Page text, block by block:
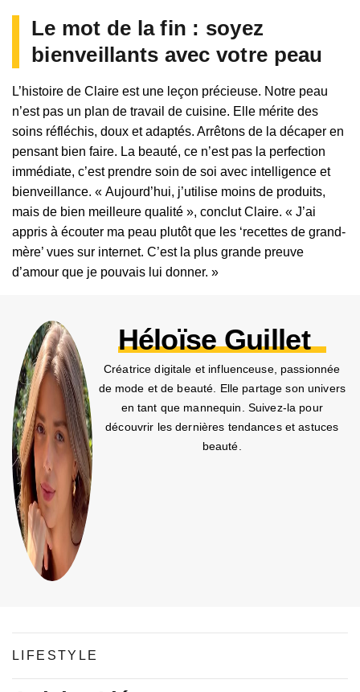
Le mot de la fin : soyez
bienveillants avec votre peau
L’histoire de Claire est une leçon précieuse. Notre peau
n’est pas un plan de travail de cuisine. Elle mérite des
soins réfléchis, doux et adaptés. Arrêtons de la décaper en
pensant bien faire. La beauté, ce n’est pas la perfection
immédiate, c’est prendre soin de soi avec intelligence et
bienveillance. « Aujourd’hui, j’utilise moins de produits,
mais de bien meilleure qualité », conclut Claire. « J’ai
appris à écouter ma peau plutôt que les ‘recettes de grand-
mère’ vues sur internet. C’est la plus grande preuve
d’amour que je pouvais lui donner. »
Héloïse Guillet
Créatrice digitale et influenceuse, passionnée
de mode et de beauté. Elle partage son univers
en tant que mannequin. Suivez-la pour
découvrir les dernières tendances et astuces
beauté.
LIFESTYLE